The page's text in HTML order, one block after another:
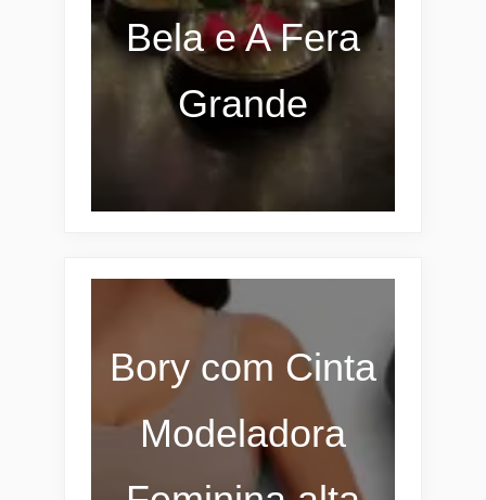
Bela e A Fera
Grande
Bory com Cinta
Modeladora